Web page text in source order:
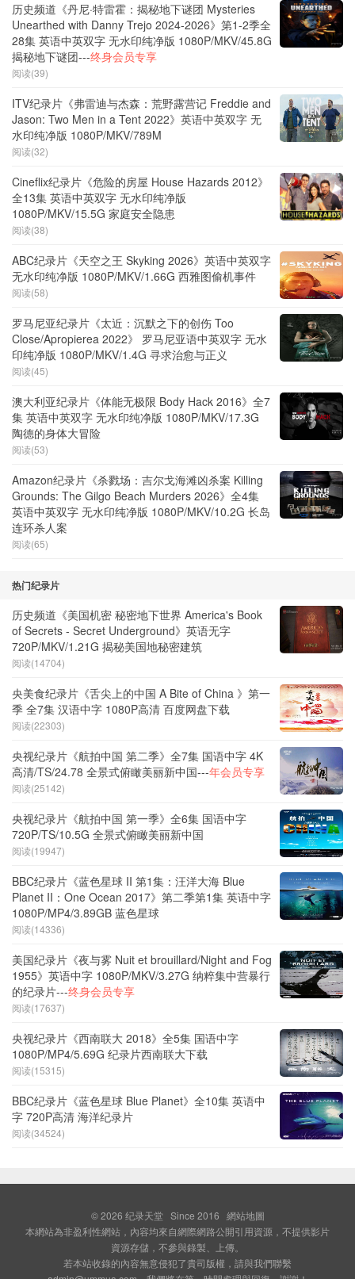
历史频道《丹尼·特雷霍：揭秘地下谜团 Mysteries
Unearthed with Danny Trejo 2024-2026》第1-2季全
28集 英语中英双字 无水印纯净版 1080P/MKV/45.8G
揭秘地下谜团---终身会员专享
阅读(39)
ITV纪录片《弗雷迪与杰森：荒野露营记 Freddie and
Jason: Two Men in a Tent 2022》英语中英双字 无
水印纯净版 1080P/MKV/789M
阅读(32)
Cineflix纪录片《危险的房屋 House Hazards 2012》
全13集 英语中英双字 无水印纯净版
1080P/MKV/15.5G 家庭安全隐患
阅读(38)
ABC纪录片《天空之王 Skyking 2026》英语中英双字
无水印纯净版 1080P/MKV/1.66G 西雅图偷机事件
阅读(58)
罗马尼亚纪录片《太近：沉默之下的创伤 Too
Close/Apropierea 2022》 罗马尼亚语中英双字 无水
印纯净版 1080P/MKV/1.4G 寻求治愈与正义
阅读(45)
澳大利亚纪录片《体能无极限 Body Hack 2016》全7
集 英语中英双字 无水印纯净版 1080P/MKV/17.3G
陶德的身体大冒险
阅读(53)
Amazon纪录片《杀戮场：吉尔戈海滩凶杀案 Killing
Grounds: The Gilgo Beach Murders 2026》全4集
英语中英双字 无水印纯净版 1080P/MKV/10.2G 长岛
连环杀人案
阅读(65)
热门纪录片
历史频道《美国机密 秘密地下世界 America's Book
of Secrets - Secret Underground》英语无字
720P/MKV/1.21G 揭秘美国地秘密建筑
阅读(14704)
央美食纪录片《舌尖上的中国 A Bite of China 》第一
季 全7集 汉语中字 1080P高清 百度网盘下载
阅读(22303)
央视纪录片《航拍中国 第二季》全7集 国语中字 4K
高清/TS/24.78 全景式俯瞰美丽新中国---年会员专享
阅读(25142)
央视纪录片《航拍中国 第一季》全6集 国语中字
720P/TS/10.5G 全景式俯瞰美丽新中国
阅读(19947)
BBC纪录片《蓝色星球 II 第1集：汪洋大海 Blue
Planet II：One Ocean 2017》第二季第1集 英语中字
1080P/MP4/3.89GB 蓝色星球
阅读(14336)
美国纪录片《夜与雾 Nuit et brouillard/Night and Fog
1955》英语中字 1080P/MKV/3.27G 纳粹集中营暴行
的纪录片---终身会员专享
阅读(17637)
央视纪录片《西南联大 2018》全5集 国语中字
1080P/MP4/5.69G 纪录片西南联大下载
阅读(15315)
BBC纪录片《蓝色星球 Blue Planet》全10集 英语中
字 720P高清 海洋纪录片
阅读(34524)
© 2026 纪录天堂Since 2016 網站地圖
本網站為非盈利性網站，內容均來自網際網路公開引用資源，不提供影片
資源存儲，不參與錄製、上傳。
若本站收錄的內容無意侵犯了貴司版權，請與我們聯繫